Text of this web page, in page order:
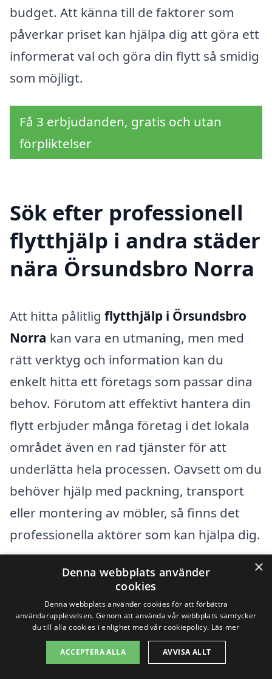
budget. Att känna till de faktorer som
påverkar priset kan hjälpa dig att göra ett
informerat val och göra din flytt så smidig
som möjligt.
Få 3 erbjudanden, gratis och utan
förpliktelser
Sök efter professionell
flytthjälp i andra städer
nära Örsundsbro Norra
Att hitta pålitlig flytthjälp i Örsundsbro
Norra kan vara en utmaning, men med
rätt verktyg och information kan du
enkelt hitta ett företags som passar dina
behov. Förutom att effektivt hantera din
flytt erbjuder många företag i det lokala
området även en rad tjänster för att
underlätta hela processen. Oavsett om du
behöver hjälp med packning, transport
eller montering av möbler, så finns det
professionella aktörer som kan hjälpa dig.
När du söker efter flytthjälp i Örsundsbro
Norra, kan det vara värdefullt att även
överväga tjänster i omkringliggande
städer. Här är några exempel på
stadsområden där du kan hitta
×
Denna webbplats använder
cookies
Denna webbplats använder cookies för att förbättra
användarupplevelsen. Genom att använda vår webbplats samtycker
du till alla cookies i enlighet med vår cookiepolicy. Läs mer
ACCEPTERA ALLA AVVISA ALLT